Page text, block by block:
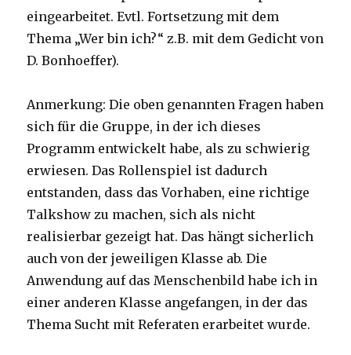
eingearbeitet. Evtl. Fortsetzung mit dem
Thema „Wer bin ich?“ z.B. mit dem Gedicht von
D. Bonhoeffer).
Anmerkung: Die oben genannten Fragen haben
sich für die Gruppe, in der ich dieses
Programm entwickelt habe, als zu schwierig
erwiesen. Das Rollenspiel ist dadurch
entstanden, dass das Vorhaben, eine richtige
Talkshow zu machen, sich als nicht
realisierbar gezeigt hat. Das hängt sicherlich
auch von der jeweiligen Klasse ab. Die
Anwendung auf das Menschenbild habe ich in
einer anderen Klasse angefangen, in der das
Thema Sucht mit Referaten erarbeitet wurde.